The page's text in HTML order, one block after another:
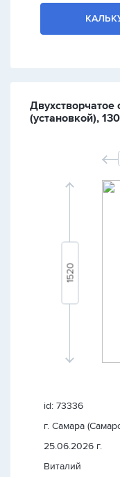
(установкой),
id: 73336
г. Самара
25.06.2026 г.
Виталий